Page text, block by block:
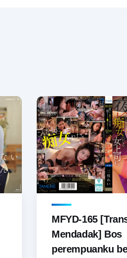
MFYD-165
Mendadak] Bos
perempuanku